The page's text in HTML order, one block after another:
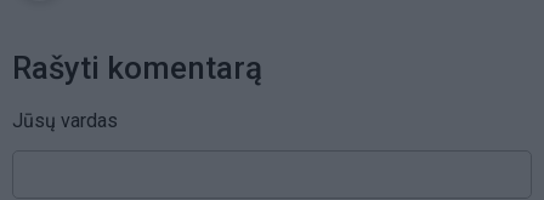
Rašyti komentarą
Jūsų vardas